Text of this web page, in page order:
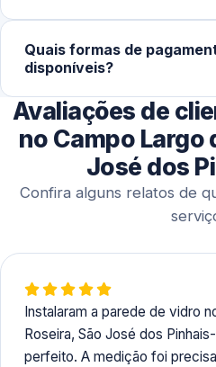
disponibilidade do cliente,
para realizar medição,
paredes de vidro em
Quais formas de
disponíveis?
Aceitamos Pix, dinheiro,
além de transferência
Avaliações de
no Campo Largo
José dos
Confira alguns relatos de
Instalaram a parede de vidro
Roseira, São José dos
perfeito. A medição foi